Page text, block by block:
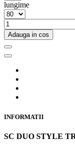
lungime
Adauga in cos
INFORMATII
SC DUO STYLE